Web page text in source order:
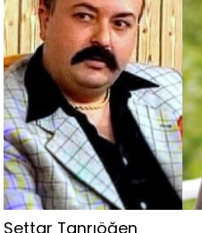
Settar Tanrıöğen